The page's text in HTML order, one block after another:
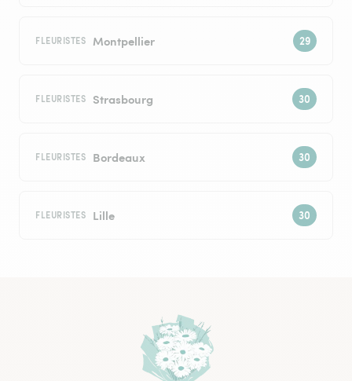
FLEURISTES Montpellier
FLEURISTES Strasbourg
FLEURISTES Bordeaux
FLEURISTES Lille